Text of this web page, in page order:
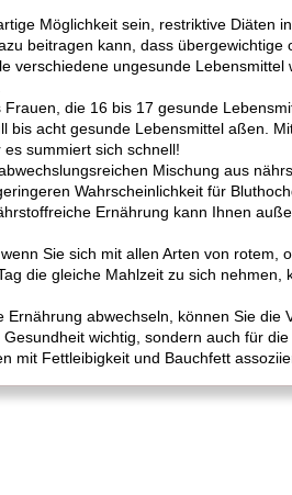
Möglichkeit sein, restriktive Diäten
beitragen kann, dass übergewichtige
verschiedene ungesunde Lebensmittel
die 16 bis 17 gesunde
acht gesunde Lebensmittel aßen.
summiert sich schnell!
Mischung aus
Wahrscheinlichkeit für
Ernährung kann Ihnen
Sie sich mit allen Arten von rotem,
die gleiche Mahlzeit zu sich nehmen,
abwechseln, können Sie die
wichtig, sondern auch für
mit Fettleibigkeit und Bauchfett